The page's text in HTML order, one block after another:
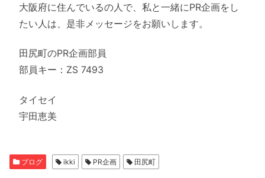
大阪府に住んでいるの人で、私と一緒にPR企画をし
たい人は、是非メッセージをお願いします。
田尻町のPR企画部員
部員キー：ZS 7493
タイセイ
宇田恵美
ブログ ikki PR企画 田尻町